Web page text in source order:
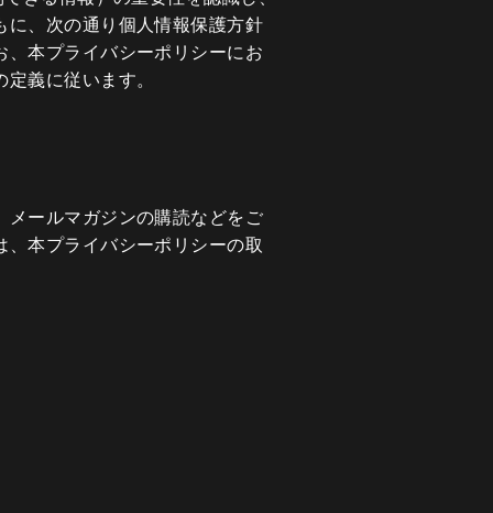
に、次の通り個人情報保護方針
本プライバシーポリシーにお
義に従います。
メールマガジンの購読などをご
本プライバシーポリシーの取